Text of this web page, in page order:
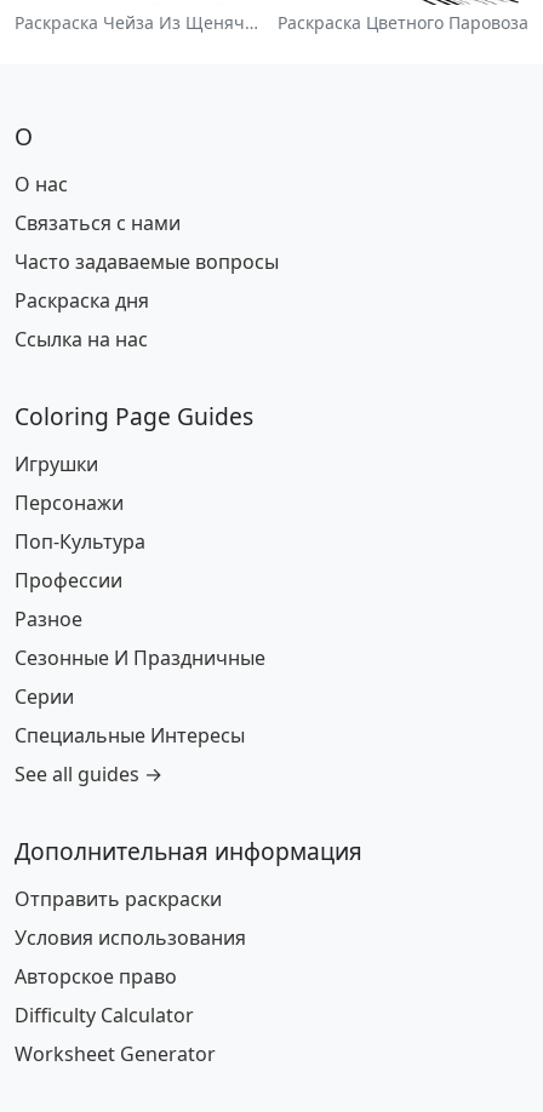
Раскраска Чейза Из Щенячьего Патруля Раскраска Цветного Паровоза
О
О нас
Связаться с нами
Часто задаваемые вопросы
Раскраска дня
Ссылка на нас
Coloring Page Guides
Игрушки
Персонажи
Поп-Культура
Профессии
Разное
Сезонные И Праздничные
Серии
Специальные Интересы
See all guides →
Дополнительная информация
Отправить раскраски
Условия использования
Авторское право
Difficulty Calculator
Worksheet Generator